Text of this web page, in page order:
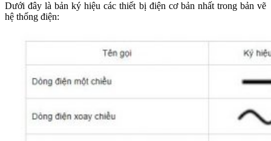
Dưới đây là bản ký hiệu các thiết bị điện cơ bản nhất trong bản vẽ
hệ thống điện: